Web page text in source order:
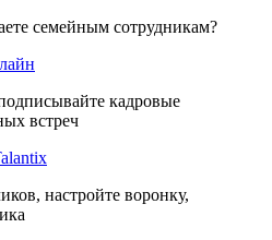
семейным сотрудникам?
кадровые
встреч
настройте воронку,